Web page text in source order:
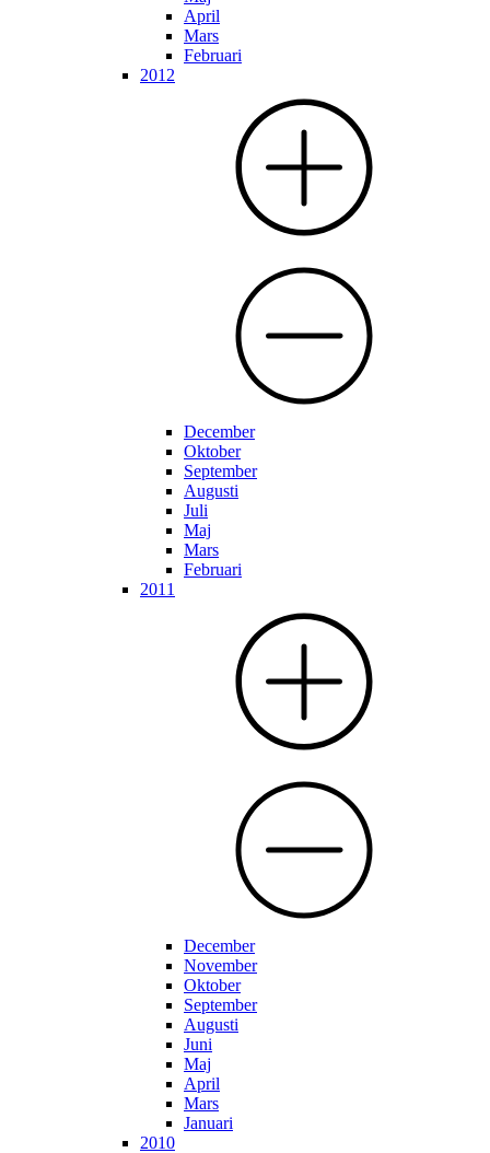
April
Mars
Februari
2012
December
Oktober
September
Augusti
Juli
Maj
Mars
Februari
2011
December
November
Oktober
September
Augusti
Juni
Maj
April
Mars
Januari
2010